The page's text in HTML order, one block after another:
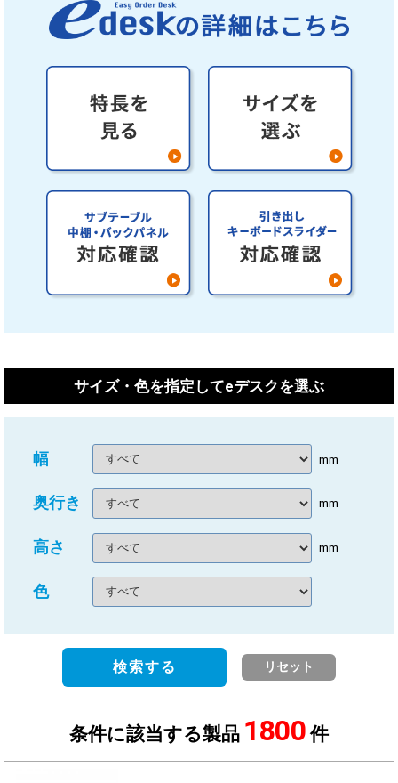
サイズ・色を指定してeデスクを選ぶ
幅 mm
奥行き mm
高さ mm
色
検索する リセット
条件に該当する製品 1800 件